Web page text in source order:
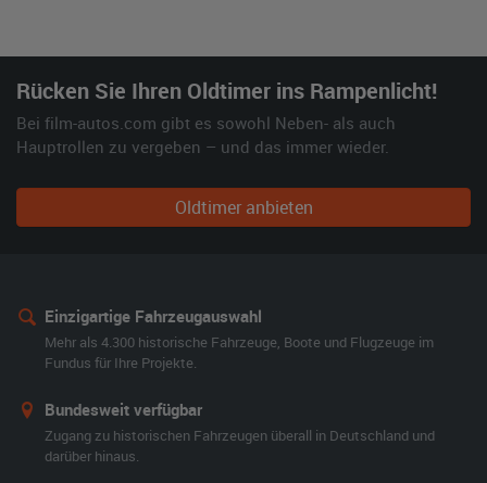
Rücken Sie Ihren Oldtimer ins Rampenlicht!
Bei film-autos.com gibt es sowohl Neben- als auch
Hauptrollen zu vergeben – und das immer wieder.
Oldtimer anbieten
Einzigartige Fahrzeugauswahl
Mehr als 4.300 historische Fahrzeuge, Boote und Flugzeuge im
Fundus für Ihre Projekte.
Bundesweit verfügbar
Zugang zu historischen Fahrzeugen überall in Deutschland und
darüber hinaus.